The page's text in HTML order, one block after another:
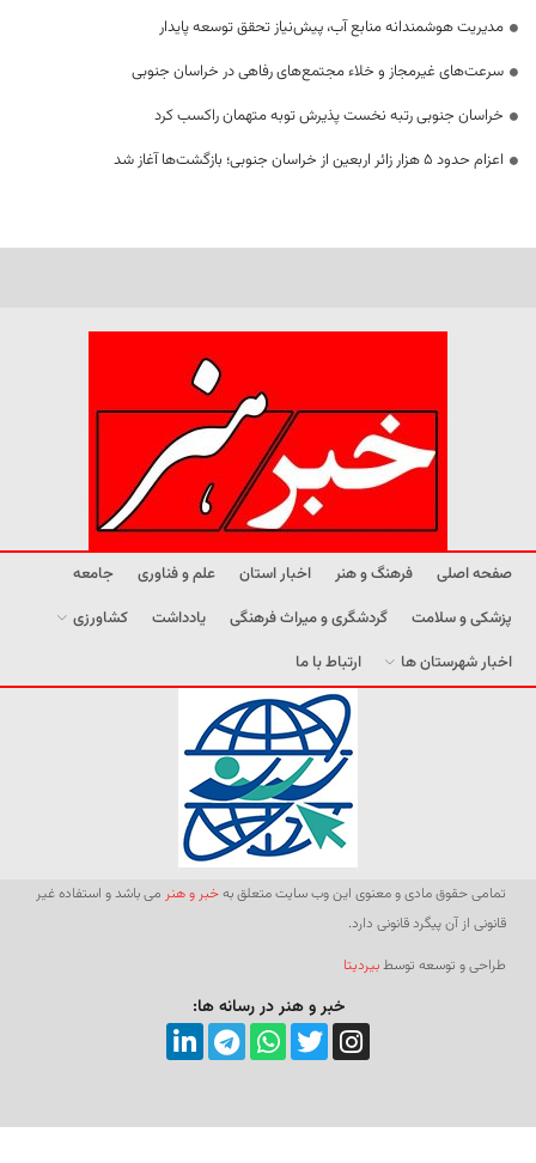
مدیریت هوشمندانه منابع آب، پیش‌نیاز تحقق توسعه پایدار
سرعت‌های غیرمجاز و خلاء مجتمع‌های رفاهی در خراسان جنوبی
خراسان جنوبی رتبه نخست پذیرش توبه متهمان راکسب کرد
اعزام حدود 5 هزار زائر اربعین از خراسان جنوبی؛ بازگشت‌ها آغاز شد
صفحه اصلی فرهنگ و هنر اخبار استان علم و فناوری
جامعه
پزشکی و سلامت
گردشگری و میراث فرهنگی یادداشت
کشاورزی
اخبار شهرستان ها
ارتباط با ما
تمامی حقوق مادی و معنوی این وب سایت متعلق بهخبر و هنر می باشد و استفاده غیر
قانونی از آن پیگرد قانونی دارد.
طراحی و توسعه توسطبیردیتا
خبر و هنر در رسانه ها: